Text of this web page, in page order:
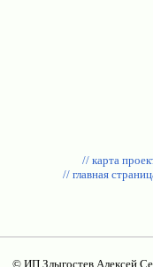
// карта
// главная
© ИП Злыгостев Алексей